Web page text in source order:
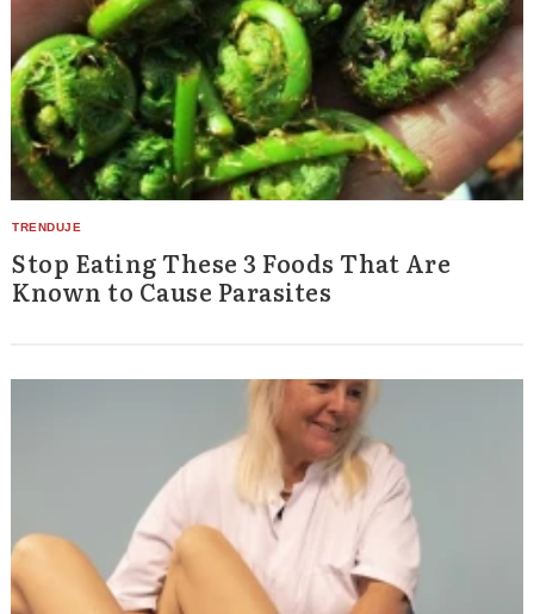
Stop Eating These 3 Foods That Are
Known to Cause Parasites